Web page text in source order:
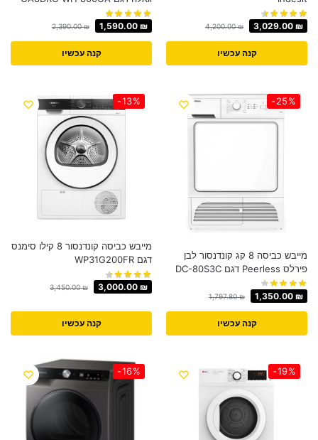
4,200.00₪ 3,029.00 ₪
קנה עכשיו
2,390.00₪ 1,590.00 ₪
קנה עכשיו
-25%
מייבש כביסה 8 קג קונדנסור לבן
פירלס Peerless דגם DC-80S3C
1,797.80₪ 1,350.00 ₪
קנה עכשיו
-13%
מייבש כביסה קונדנסור 8 קילו סימנס
דגם WP31G200FR
3,450.00₪ 3,000.00 ₪
קנה עכשיו
-19%
-16%